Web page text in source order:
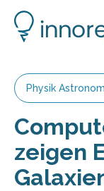
Physik
zeigen